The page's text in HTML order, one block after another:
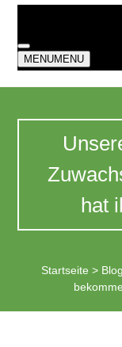
MENUMENU
hat
Startseite > Blog